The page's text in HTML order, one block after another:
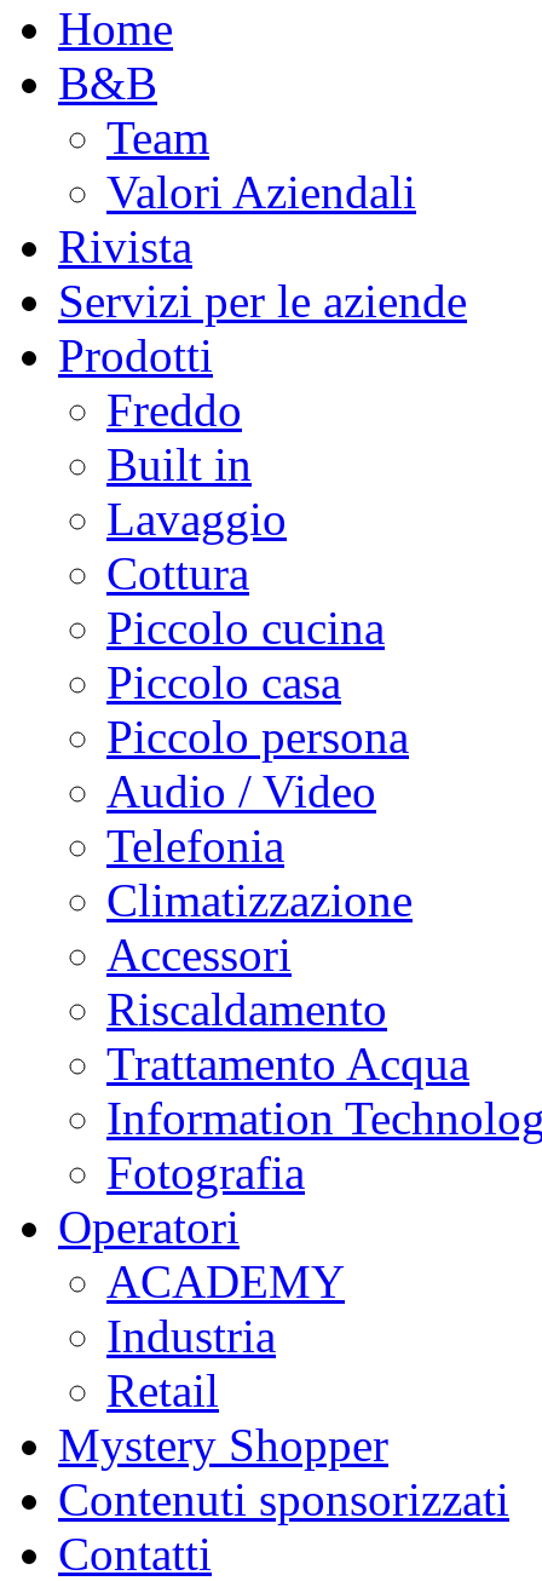
Home
B&B
Team
Valori Aziendali
Rivista
Servizi per le aziende
Prodotti
Freddo
Built in
Lavaggio
Cottura
Piccolo cucina
Piccolo casa
Piccolo persona
Audio / Video
Telefonia
Climatizzazione
Accessori
Riscaldamento
Trattamento Acqua
Information
Fotografia
Operatori
ACADEMY
Industria
Retail
Mystery Shopper
Contenuti sponsorizzati
Contatti